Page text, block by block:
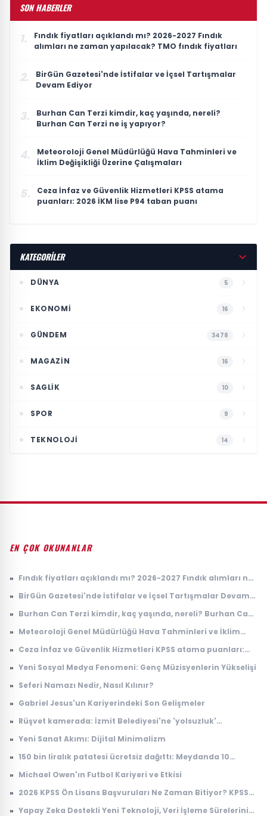
SON HABERLER
1.
Fındık fiyatları açıklandı mı? 2026-2027 Fındık
alımları ne zaman yapılacak? TMO fındık fiyatları
2.
BirGün Gazetesi'nde İstifalar ve İçsel Tartışmalar
Devam Ediyor
3.
Burhan Can Terzi kimdir, kaç yaşında, nereli?
Burhan Can Terzi ne iş yapıyor?
4.
Meteoroloji Genel Müdürlüğü Hava Tahminleri ve
İklim Değişikliği Üzerine Çalışmaları
5.
Ceza İnfaz ve Güvenlik Hizmetleri KPSS atama
puanları: 2026 İKM lise P94 taban puanı
KATEGORİLER
DÜNYA 5
EKONOMI 16
GÜNDEM 3478
MAGAZIN 16
SAGLIK 10
SPOR 9
TEKNOLOJI 14
EN ÇOK OKUNANLAR
» Fındık fiyatları açıklandı mı? 2026-2027 Fındık alımları ne
» BirGün Gazetesi'nde İstifalar ve İçsel Tartışmalar Devam
» Burhan Can Terzi kimdir, kaç yaşında, nereli? Burhan Can
» Meteoroloji Genel Müdürlüğü Hava Tahminleri ve İklim
» Ceza İnfaz ve Güvenlik Hizmetleri KPSS atama puanları:
» Yeni Sosyal Medya Fenomeni: Genç Müzisyenlerin Yükselişi
» Seferi Namazı Nedir, Nasıl Kılınır?
» Gabriel Jesus'un Kariyerindeki Son Gelişmeler
» Rüşvet kamerada: İzmit Belediyesi'ne 'yolsuzluk'
» Yeni Sanat Akımı: Dijital Minimalizm
» 150 bin liralık patatesi ücretsiz dağıttı: Meydanda 10
» Michael Owen'ın Futbol Kariyeri ve Etkisi
» 2026 KPSS Ön Lisans Başvuruları Ne Zaman Bitiyor? KPSS
» Yapay Zeka Destekli Yeni Teknoloji, Veri İşleme Sürelerini